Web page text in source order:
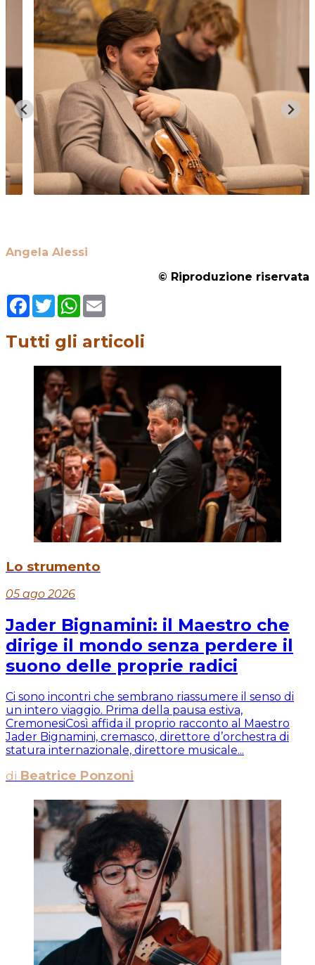
Angela Alessi
© Riproduzione riservata
Facebook
TwitterWhatsApp
Tutti gli articoli
Lo strumento
05 ago 2026
Jader Bignamini: il Maestro che
dirige il mondo senza perdere il
suono delle proprie radici
Ci sono incontri che sembrano riassumere il senso di
un intero viaggio. Prima della pausa estiva,
CremonesiCosì affida il proprio racconto al Maestro
Jader Bignamini, cremasco, direttore d’orchestra di
statura internazionale, direttore musicale...
di Beatrice Ponzoni